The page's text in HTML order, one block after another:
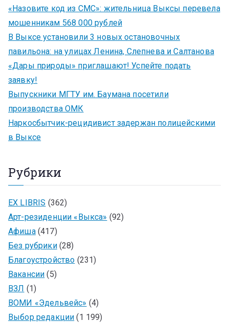
«Назовите код из СМС»: жительница Выксы перевела
мошенникам 568 000 рублей
В Выксе установили 3 новых остановочных
павильона: на улицах Ленина, Слепнева и Салтанова
«Дары природы» приглашают! Успейте подать
заявку!
Выпускники МГТУ им. Баумана посетили
производства ОМК
Наркосбытчик-рецидивист задержан полицейскими
в Выксе
Рубрики
EX LIBRIS (362)
Арт-резиденции «Выкса» (92)
Афиша(417)
Без рубрики(28)
Благоустройство (231)
Вакансии (5)
ВЗЛ (1)
ВОМИ «Эдельвейс» (4)
Выбор редакции (1 199)